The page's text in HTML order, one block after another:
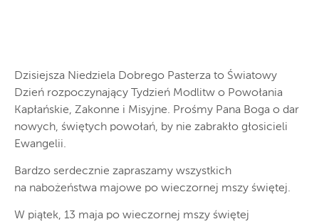
Dzisiejsza Niedziela Dobrego Pasterza to Światowy
Dzień rozpoczynający Tydzień Modlitw o Powołania
Kapłańskie, Zakonne i Misyjne. Prośmy Pana Boga o dar
nowych, świętych powołań, by nie zabrakło głosicieli
Ewangelii.
Bardzo serdecznie zapraszamy wszystkich
na nabożeństwa majowe po wieczornej mszy świętej.
W piątek, 13 maja po wieczornej mszy świętej